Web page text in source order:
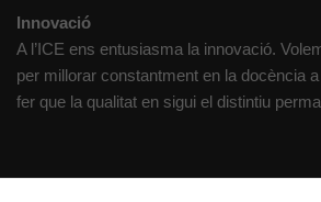
Innovació
A l’ICE ens entusiasma la innovació.
per millorar constantment en la docència
fer que la qualitat en sigui el distintiu